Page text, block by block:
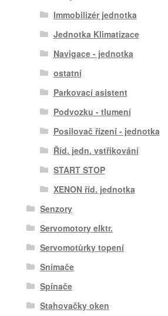
Immobilizér jednotka
Jednotka Klimatizace
Navigace - jednotka
ostatní
Parkovací asistent
Podvozku - tlumení
Posilovač řízení - jednotka
Říd. jedn. vstřikování
START STOP
XENON říd. jednotka
Senzory
Servomotory elktr.
Servomotůrky topení
Snímače
Spínače
Stahovačky oken